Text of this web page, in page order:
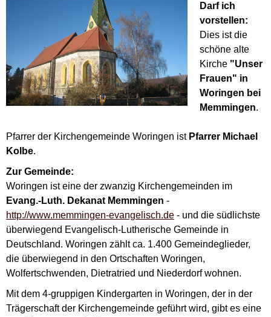
Darf ich
vorstellen:
Dies ist die
schöne alte
Kirche "Unser
Frauen" in
Woringen bei
Memmingen.
Pfarrer der Kirchengemeinde Woringen ist Pfarrer Michael
Kolbe.
Zur Gemeinde:
Woringen ist eine der zwanzig Kirchengemeinden im
Evang.-Luth. Dekanat Memmingen -
http://www.memmingen-evangelisch.de - und die südlichste
überwiegend Evangelisch-Lutherische Gemeinde in
Deutschland. Woringen zählt ca. 1.400 Gemeindeglieder,
die überwiegend in den Ortschaften Woringen,
Wolfertschwenden, Dietratried und Niederdorf wohnen.
Mit dem 4-gruppigen Kindergarten in Woringen, der in der
Trägerschaft der Kirchengemeinde geführt wird, gibt es eine